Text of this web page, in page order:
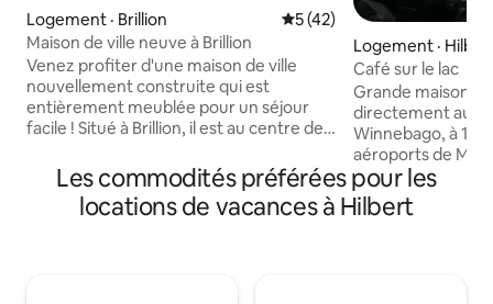
Logement · Brillion Note moyenne de 5 sur 5,
5 (42)
Maison de ville neuve à Brillion
Venez profiter d'une maison de ville
nouvellement construite qui est
entièrement meublée pour un séjour
facile ! Situé à Brillion, il est au centre de
(environ 25 minutes de chacun et
40 minutes de Lambeau Field!). Profitez
de nombreuses commodités comme le
Logement ·
Café sur le lac
Grande maison
directement au
Winnebago, à 1 h
aéroports de
et à 3 heures au
imprenable. À
Espace principal
Les commodités préférées pour les
locations de vacances à Hilbert